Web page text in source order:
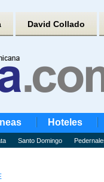
David Collado
Hoteles
Santo Domingo